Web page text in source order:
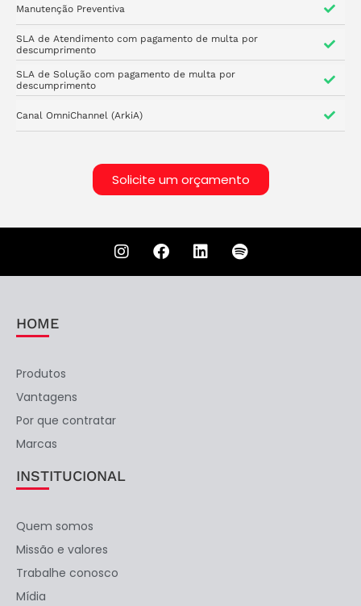
Manutenção Preventiva
SLA de Atendimento com pagamento de multa por
descumprimento
SLA de Solução com pagamento de multa por
descumprimento
Canal OmniChannel (ArkiA)
Solicite um orçamento
HOME
Produtos
Vantagens
Por que contratar
Marcas
INSTITUCIONAL
Quem somos
Missão e valores
Trabalhe conosco
Mídia